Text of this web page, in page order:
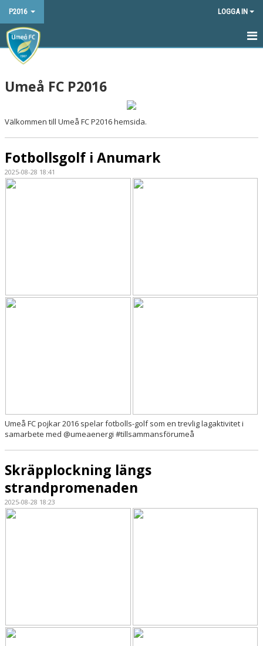
P2016 LOGGA IN
HEM
NYHETER
MATCHER
TRUPPEN
BILDGALLERI
Umeå FC P2016
Välkommen till Umeå FC P2016 hemsida.
Fotbollsgolf i Anumark
2025-08-28 18:41
Umeå FC pojkar 2016 spelar fotbolls-golf som en trevlig lagaktivitet i
samarbete med @umeaenergi #tillsammansförumeå
Skräpplockning längs
strandpromenaden
2025-08-28 18:23